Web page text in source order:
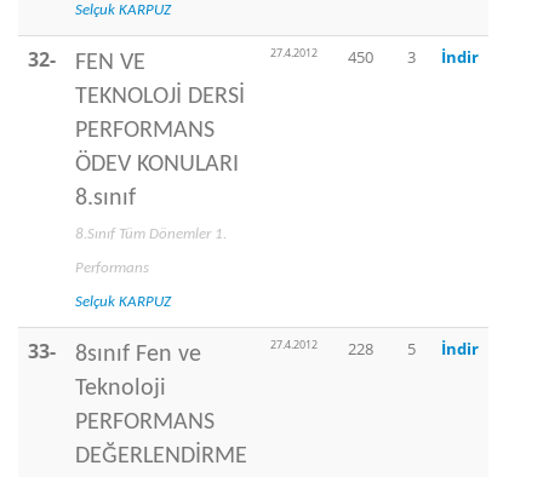
Selçuk KARPUZ
32-
FEN VE
TEKNOLOJİ DERSİ
PERFORMANS
ÖDEV KONULARI
8.sınıf
8.Sınıf Tüm Dönemler 1.
Performans
Selçuk KARPUZ
27.4.2012 450 3 İndir
33-
8sınıf Fen ve
Teknoloji
PERFORMANS
DEĞERLENDİRME
27.4.2012 228 5 İndir